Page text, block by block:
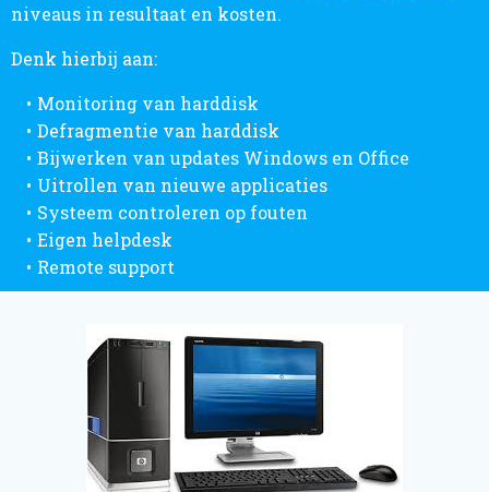
niveaus in resultaat en kosten.
Denk hierbij aan:
Monitoring van harddisk
Defragmentie van harddisk
Bijwerken van updates Windows en Office
Uitrollen van nieuwe applicaties
Systeem controleren op fouten
Eigen helpdesk
Remote support